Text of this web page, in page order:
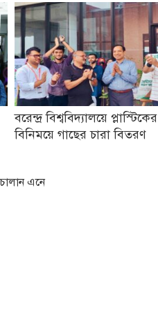
বরেন্দ্র বিশ্ববিদ্যালয়ে প্লাস্টিকের
বিনিময়ে গাছের চারা বিতরণ
এনে